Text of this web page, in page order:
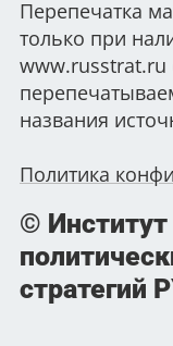
Перепечатка
только при
www.russtrat.ru
названия
Политика
©
стратегий